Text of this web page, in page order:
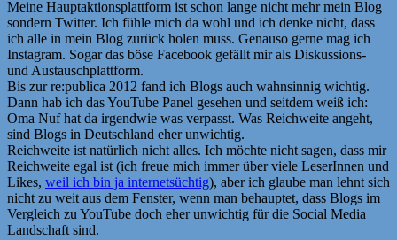
Meine Hauptaktionsplattform ist schon lange nicht mehr mein Blog
sondern Twitter. Ich fühle mich da wohl und ich denke nicht, dass
ich alle in mein Blog zurück holen muss. Genauso gerne mag ich
Instagram. Sogar das böse Facebook gefällt mir als Diskussions-
und Austauschplattform.
Bis zur re:publica 2012 fand ich Blogs auch wahnsinnig wichtig.
Dann hab ich das YouTube Panel gesehen und seitdem weiß ich:
Oma Nuf hat da irgendwie was verpasst. Was Reichweite angeht,
sind Blogs in Deutschland eher unwichtig.
Reichweite ist natürlich nicht alles. Ich möchte nicht sagen, dass mir
Reichweite egal ist (ich freue mich immer über viele LeserInnen und
Likes, weil ich bin ja internetsüchtig), aber ich glaube man lehnt sich
nicht zu weit aus dem Fenster, wenn man behauptet, dass Blogs im
Vergleich zu YouTube doch eher unwichtig für die Social Media
Landschaft sind.